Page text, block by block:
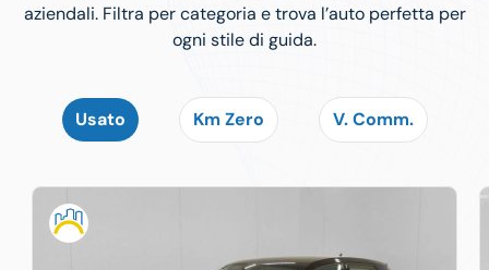
aziendali. Filtra per categoria e trova l’auto perfetta per
ogni stile di guida.
Usato Km Zero V. Comm.